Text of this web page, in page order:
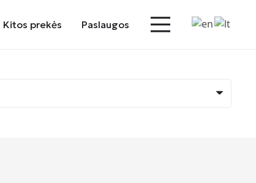
Kitos prekės Paslaugos